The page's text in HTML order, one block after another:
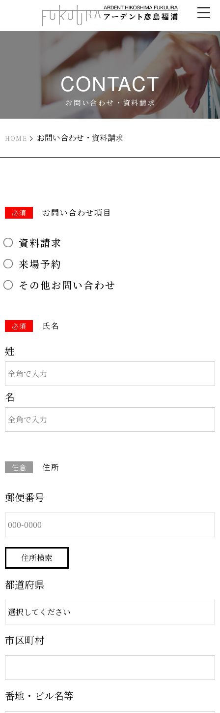
CONTACT
HOME お問い合わせ・資料請求
必須 お問い合わせ項目
資料請求
来場予約
その他お問い合わせ
必須 氏名
姓
名
任意 住所
郵便番号
都道府県
市区町村
番地・ビル名等